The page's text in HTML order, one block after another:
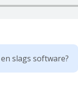
slags software?